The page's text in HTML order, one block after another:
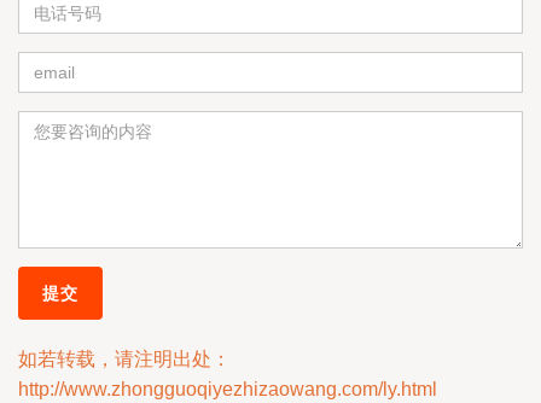
如若转载，请注明出处：
http://www.zhongguoqiyezhizaowang.com/ly.html